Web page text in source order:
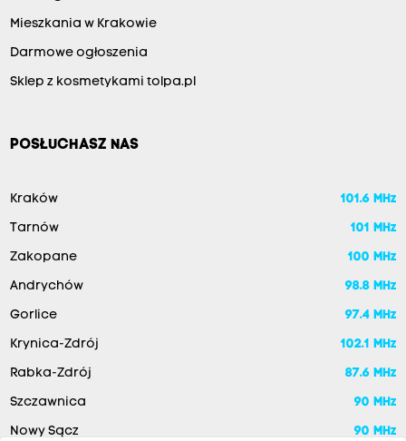
Mieszkania w Krakowie
Darmowe ogłoszenia
Sklep z kosmetykami tolpa.pl
POSŁUCHASZ NAS
Kraków 101.6 MHz
Tarnów 101 MHz
Zakopane 100 MHz
Andrychów 98.8 MHz
Gorlice 97.4 MHz
Krynica-Zdrój 102.1 MHz
Rabka-Zdrój 87.6 MHz
Szczawnica 90 MHz
Nowy Sącz 90 MHz